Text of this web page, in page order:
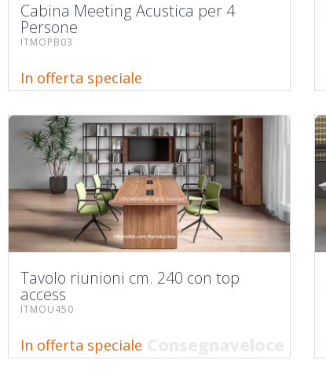
Cabina Meeting Acustica per 4
Persone
ITMOPB03
In offerta speciale
Tavolo riunioni cm. 240 con top
access
ITMOU450
In offerta speciale